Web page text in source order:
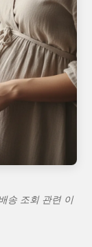
송 조회 관련 이